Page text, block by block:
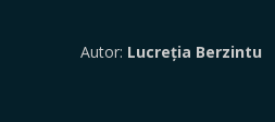
Autor: Lucreția Berzintu